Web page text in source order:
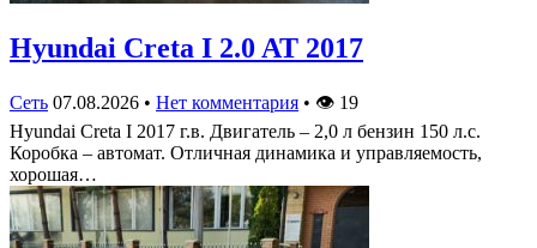
Hyundai Creta I 2.0 AT 2017
Сеть 07.08.2026 • Нет комментария • 👁 19
Hyundai Creta I 2017 г.в. Двигатель – 2,0 л бензин 150 л.с.
Коробка – автомат. Отличная динамика и управляемость,
хорошая…